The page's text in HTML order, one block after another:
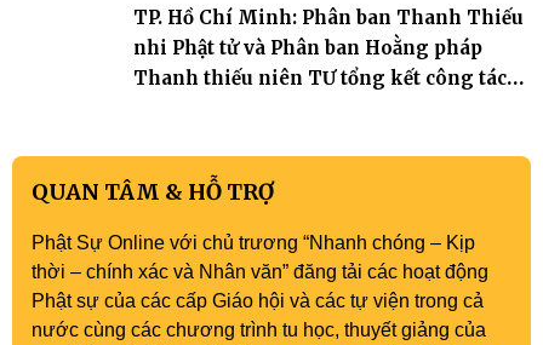
TP. Hồ Chí Minh: Phân ban Thanh Thiếu
nhi Phật tử và Phân ban Hoằng pháp
Thanh thiếu niên TƯ tổng kết công tác
QUAN TÂM & HỖ TRỢ
Phật Sự Online với chủ trương “Nhanh chóng – Kịp
thời – chính xác và Nhân văn” đăng tải các hoạt động
Phật sự của các cấp Giáo hội và các tự viện trong cả
nước cùng các chương trình tu học, thuyết giảng của